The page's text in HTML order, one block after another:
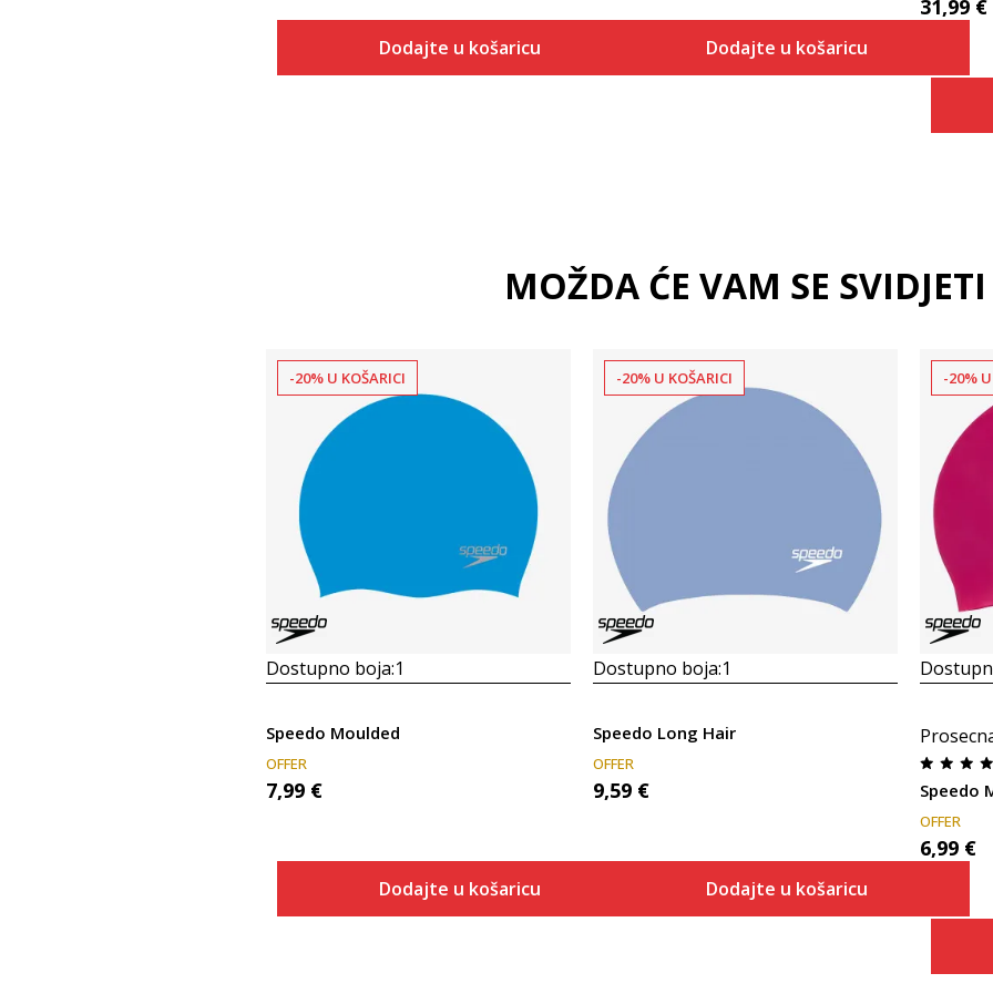
Dodajte u košaricu Dodajte u košaricu
31,99 €
MOŽDA ĆE VAM SE SVIDJETI
-20% U KOŠARICI
Dostupno boja:1
Speedo Moulded
OFFER
7,99 €
Dodajte u košaricu
-20% U KOŠARICI
Dostupno boja:1
Speedo Long Hair
OFFER
9,59 €
Dodajte u košaricu
-20%
Speedo
OFFER
6,99 €